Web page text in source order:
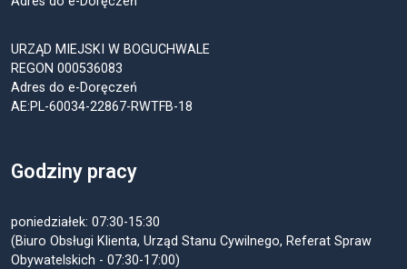
URZĄD MIEJSKI W BOGUCHWALE
REGON 000536083
Adres do e-Doręczeń
AE:PL-60034-22867-RWTFB-18
Godziny pracy
poniedziałek: 07:30-15:30
(Biuro Obsługi Klienta, Urząd Stanu Cywilnego, Referat Spraw
Obywatelskich - 07:30-17:00)